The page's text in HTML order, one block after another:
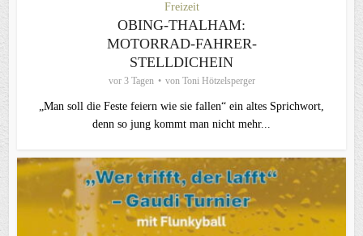
Freizeit
OBING-THALHAM:
MOTORRAD-FAHRER-
STELLDICHEIN
vor 3 Tagen von Toni Hötzelsperger
„Man soll die Feste feiern wie sie fallen“ ein altes Sprichwort,
denn so jung kommt man nicht mehr...